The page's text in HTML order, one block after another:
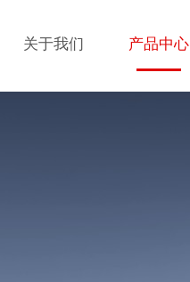
关于我们 产品中心